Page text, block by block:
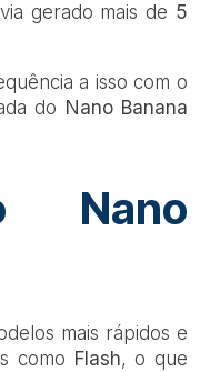
gerado mais de 5
a isso com o
do Nano Banana
Nano
mais rápidos e
como Flash, o que